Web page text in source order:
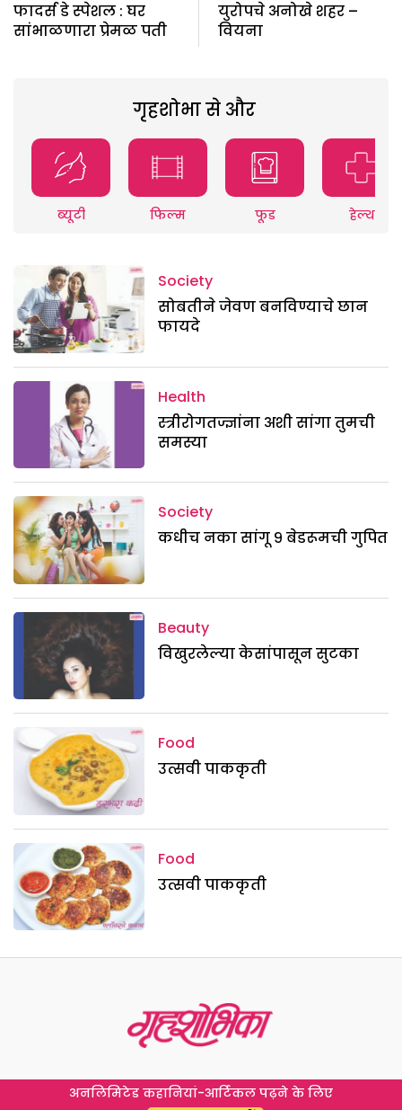
फादर्स डे स्पेशल : घर
सांभाळणारा प्रेमळ पती
युरोपचे अनोखे शहर –
वियना
गृहशोभा से और
ब्यूटी फिल्म फूड हेल्थ
Society
सोबतीने जेवण बनविण्याचे छान
फायदे
Health
स्त्रीरोगतज्ज्ञांना अशी सांगा तुमची
समस्या
Society
कधीच नका सांगू ९ बेडरूमची गुपित
Beauty
विखुरलेल्या केसांपासून सुटका
Food
उत्सवी पाककृती
Food
उत्सवी पाककृती
अनलिमिटेड कहानियां-आर्टिकल पढ़ने के लिए